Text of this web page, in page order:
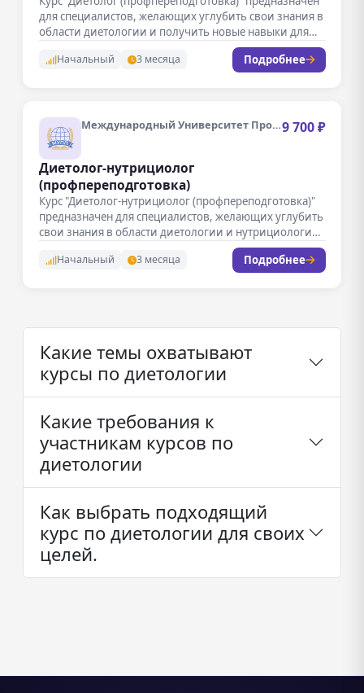
для специалистов, желающих углубить свои знания в
области диетологии и получить новые навыки для…
Начальный 3 месяца Подробнее
Международный Университет Профессиональной Переподготовки9 700 ₽
Диетолог-нутрициолог
(профпереподготовка)
Курс "Диетолог-нутрициолог (профпереподготовка)"
предназначен для специалистов, желающих углубить
свои знания в области диетологии и нутрициологии.
Начальный 3 месяца Подробнее
Какие темы охватывают
курсы по диетологии
Какие требования к
участникам курсов по
диетологии
Как выбрать подходящий
курс по диетологии для своих
целей.